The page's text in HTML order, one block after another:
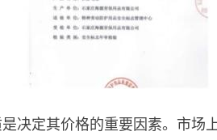
决定其价格的重要因素。市场